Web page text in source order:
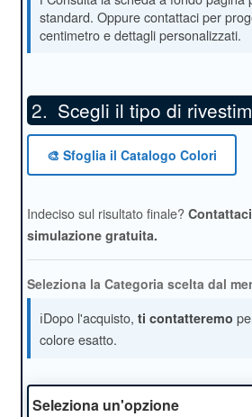
Scegli il tipo di
🎨 Sfoglia il Catalogo Colori
Indeciso sul risultato finale?
simulazione gratuita.
Seleziona la Categoria scelta dal
ℹ️Dopo l'acquisto, ti contatteremo
colore esatto.